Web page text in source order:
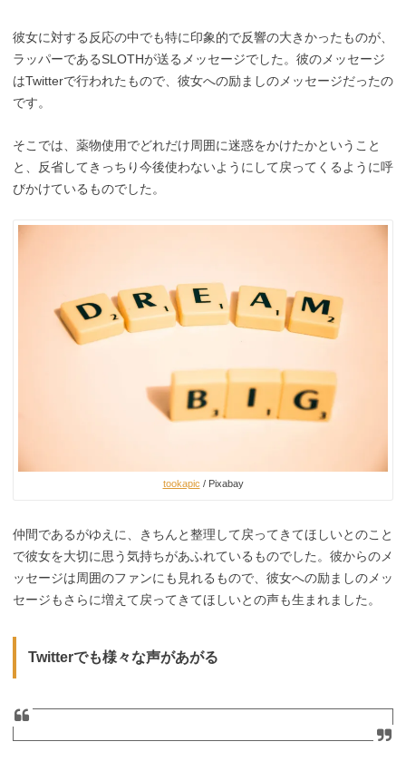
彼女に対する反応の中でも特に印象的で反響の大きかったものが、
ラッパーであるSLOTHが送るメッセージでした。彼のメッセージ
はTwitterで行われたもので、彼女への励ましのメッセージだったの
です。
そこでは、薬物使用でどれだけ周囲に迷惑をかけたかということ
と、反省してきっちり今後使わないようにして戻ってくるように呼
びかけているものでした。
tookapic / Pixabay
仲間であるがゆえに、きちんと整理して戻ってきてほしいとのこと
で彼女を大切に思う気持ちがあふれているものでした。彼からのメ
ッセージは周囲のファンにも見れるもので、彼女への励ましのメッ
セージもさらに増えて戻ってきてほしいとの声も生まれました。
Twitterでも様々な声があがる